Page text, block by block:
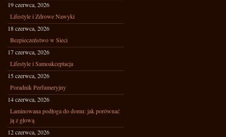
19 czerwca, 2026
Lifestyle i Zdrowe Nawyki
18 czerwca, 2026
Bezpieczeństwo w Sieci
17 czerwca, 2026
Lifestyle i Samoakceptacja
15 czerwca, 2026
Poradnik Perfumeryjny
14 czerwca, 2026
Laminowana podłoga do domu: jak porównać
ją z głową
12 czerwca, 2026